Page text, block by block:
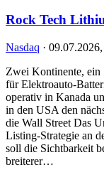
Rock Tech
Nasdaq ·
Zwei Kontinente,
für Elektroauto-
operativ in Kanada
in den USA den
die Wall Street Das
Listing-Strategie an
soll die Sichtbarkeit
breiterer…